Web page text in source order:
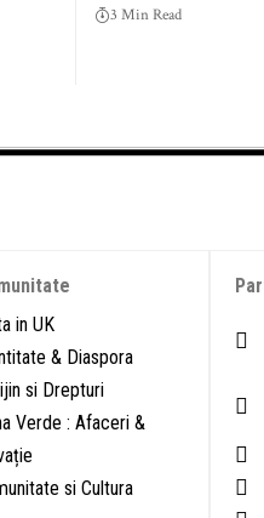
3 Min Read
in UK
& Diaspora
si Drepturi
Verde : Afaceri &
si Cultura